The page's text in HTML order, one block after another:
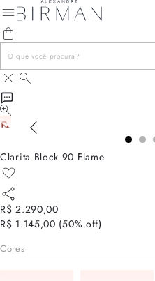
Clarita Block 90 Flame
R$ 2.290,00
R$ 1.145,00 (50% off)
Cores